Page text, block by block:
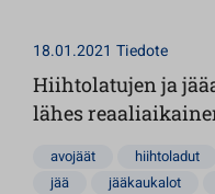
18.01.2021 Tiedote
Hiihtolatujen ja
lähes
avojäät hiihtoladut
jää
jääkaukalot